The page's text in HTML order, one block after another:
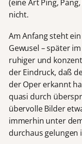
(eine Art Ping,
nicht.
Am Anfang steht
Gewusel – später
ruhiger und
der Eindruck, daß
der Oper erkannt
quasi durch
übervolle Bilder
immerhin unter
durchaus gelungen